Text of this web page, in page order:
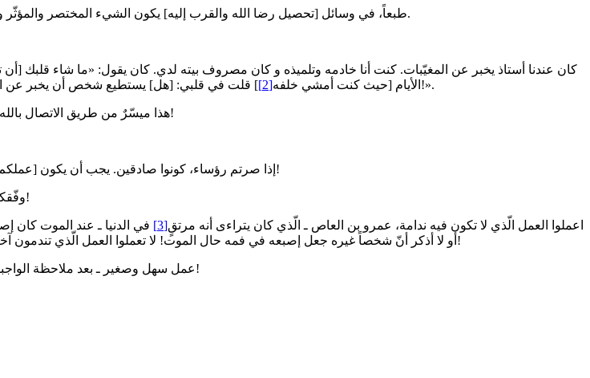
طبعاً، في وسائل [تحصيل رضا الله والقرب إليه] يكون الشيء المختصر والمؤثّرومعها يرفعكم الله، صلوات مع العشق والمحبة [ترفع الإنسان].
الأيام [حيث كنت أمشي خلفه[2] ] قلت في قلبي: [هل] يستطيع شخص أن يخبر عن المغيّبات غير الأئمة(عليهم السلام)؟ كأنّه سمع، [رجع إليّ و] قال: «نعم، المؤمنون يعلمون الغيب!».
هذا ميسّرٌ من طريق الاتصال بالله، وهذا الأمر موجود للإمام (عليهم السلام)، إمام الزّمان | يسمع كلامي قبل أن تسمعوه أنتم منّي!
إذا صرتم رؤساء، كونوا صادقين. يجب أن يكون [عملكم] على النحو الّذي تعلمون أنّ الله ووليّ الله ناظران وبصيران في جزئيّات وكلّيات أعمالكم دائماً!
وفّقكم الله كي لا يستطيع شياطين الإنس والجنّ أن يتصرّفوا فيكم، ولا يستطيعوا أن يسلبوا يقينياتكم!
اعملوا العمل الّذي لا تكون فيه ندامة، عمرو بن العاص ـ الّذي كان يتراءى أنه مرتقٍ[3]
في الدنيا ـ عند الموت كان
أو لا أذكر أنّ شخصاً غيره جعل إصبعه في فمه حال الموت! لا تعملوا العمل الّذي تندمون آخره. [إذا أردتم أن تعملوا هذا العمل] اندموا في أوّله! النّدم علامة، أنّه لا ينبغي أن تفعلوا هذا العمل!
عمل سهل وصغير ـ بعد ملاحظة الواجبات والمحرّمات ـ هو ذكر الصّلوات، الصّلوات توجب المحبّة، والمحبّة ترقى [بالإنسان] إلى الأعلى!